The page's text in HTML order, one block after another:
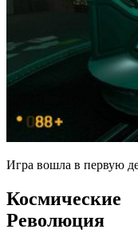
Игра вошла в первую
Революция